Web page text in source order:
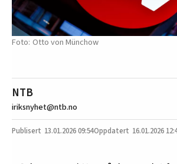
Otto von Münchow
NTB
iriksnyhet@ntb.no
13.01.202609:54 16.01.2026